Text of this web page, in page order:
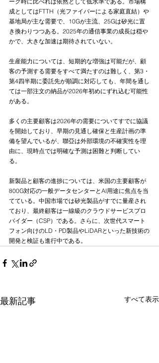
成としてはFTTH（光ファイバーによる家庭直結）や
基地局が主な需要で、10Gが主流、25Gは矽光に置
き換わりつつある。2025年の通信事業の成長は穏や
かで、大きな加速は期待されていない。
生産能力については、短期的な増強は可能だが、顧
客の予測する需要をすべて満たすのは難しく、第3・
第4四半期に委託先が順調に対応しても、年間を通し
ては一部注文の納品が2026年初めにずれ込む可能性
がある。
多くの主要顧客は2026年の需要についてすでに協議
を開始しており、早期の見通し確保と生産計画の準
備を望んでいるが、聯亞は外部環境の不確実性を理
由に、現時点では明確な予測は困難と判断してい
る。
新製品と顧客の進捗については、米国の主要顧客が
800G対応の一般データセンターとAI用途に焦点を当
てている。中国市場では矽光製品がすでに量産され
ており、最終顧客は一線級のクラウドサービスプロ
バイダー（CSP）である。さらに、次世代スマート
フォン向けのLD・PD製品やLiDARといった新技術の
開発と検証も進行中である。
最新記事 すべて表示